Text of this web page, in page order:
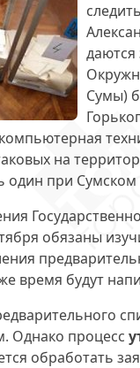
даются
Сумы)
на
один при
обязаны
время будут
Однако процесс
обработать